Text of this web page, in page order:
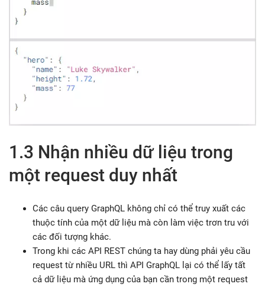
1.3 Nhận nhiều dữ liệu trong
một request duy nhất
Các câu query GraphQL không chỉ có thể truy xuất các
thuộc tính của một dữ liệu mà còn làm việc trơn tru với
các đối tượng khác.
Trong khi các API REST chúng ta hay dùng phải yêu cầu
request từ nhiều URL thì API GraphQL lại có thể lấy tất
cả dữ liệu mà ứng dụng của bạn cần trong một request